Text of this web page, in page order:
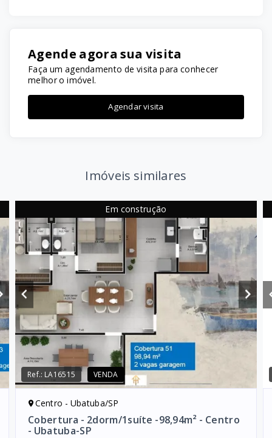
Agende agora sua visita
Faça um agendamento de visita para conhecer
melhor o imóvel.
Agendar visita
Imóveis similares
Em construção
Ref.: LA16515 VENDA
Centro - Ubatuba/SP
Cobertura - 2dorm/1suíte -98,94m² - Centro
- Ubatuba-SP